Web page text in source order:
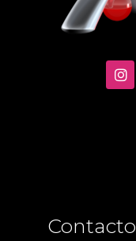
Contacto